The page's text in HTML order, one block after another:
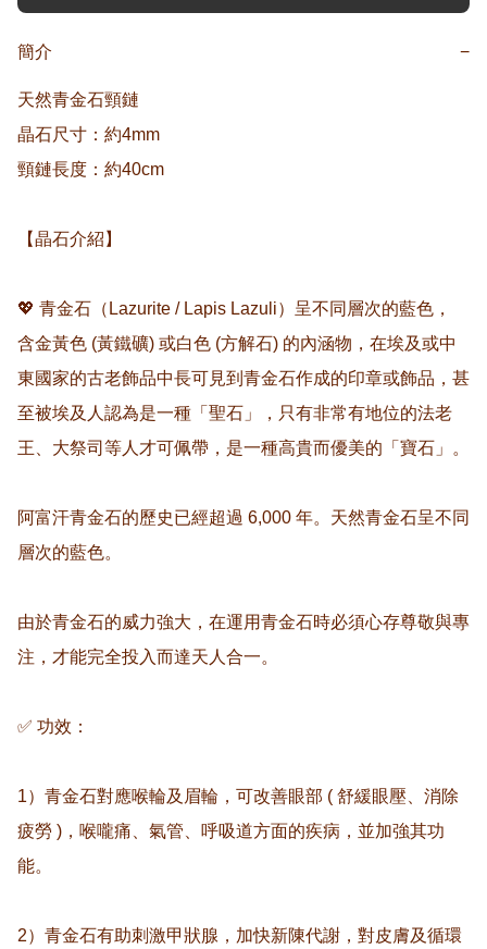
簡介 −
天然青金石頸鏈
晶石尺寸：約4mm
頸鏈長度：約40cm
【晶石介紹】
💖 青金石（Lazurite / Lapis Lazuli）呈不同層次的藍色，
含金黃色 (黃鐵礦) 或白色 (方解石) 的內涵物，在埃及或中
東國家的古老飾品中長可見到青金石作成的印章或飾品，甚
至被埃及人認為是一種「聖石」，只有非常有地位的法老
王、大祭司等人才可佩帶，是一種高貴而優美的「寶石」。
阿富汗青金石的歷史已經超過 6,000 年。天然青金石呈不同
層次的藍色。
由於青金石的威力強大，在運用青金石時必須心存尊敬與專
注，才能完全投入而達天人合一。
✅ 功效：
1）青金石對應喉輪及眉輪，可改善眼部 ( 舒緩眼壓、消除
疲勞 )，喉嚨痛、氣管、呼吸道方面的疾病，並加強其功
能。
2）青金石有助刺激甲狀腺，加快新陳代謝，對皮膚及循環